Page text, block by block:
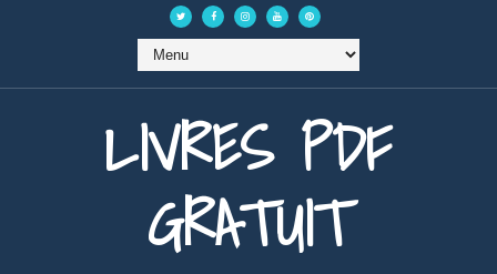
LIVRES PDF
GRATUIT